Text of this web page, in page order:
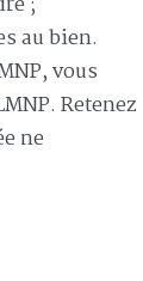
au bien.
vous
Retenez
ne